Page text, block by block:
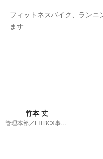
フィットネスバイク、ランニ
ます
竹本 丈
管理本部／FITBOX事業部